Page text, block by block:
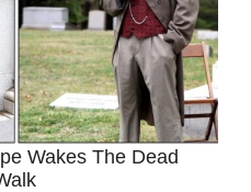
Wakes The Dead